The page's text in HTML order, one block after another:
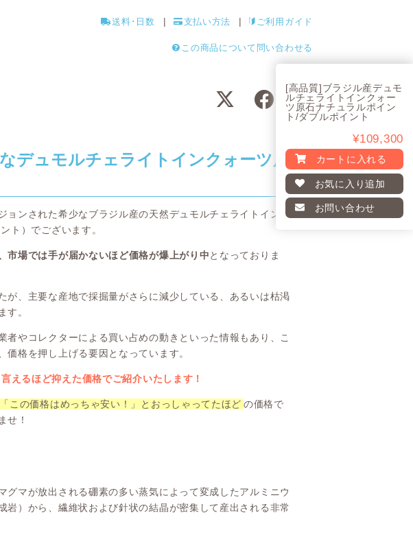
[高品質]ブラジル産デュモ
ルチェライトインクォー
ツ原石ナチュラルポイン
ト/ダブルポイント
¥109,300
カートに入れる
お気に入り追加
お問い合わせ
送料･日数 支払い方法 ご利用ガイド
この商品について問い合わせる
デュモルチェライトインクォーツ原
ョンされた希少なブラジル産の天然デュモルチェライトインク
ト）でございます。
市場では手が届かないほど価格が爆上がり中となっておりま
が、主要な産地で採掘量がさらに減少している、あるいは枯渇
す。
者やコレクターによる買い占めの動きといった情報もあり、こ
格を押し上げる要因となっています。
えるほど抑えた価格でご紹介いたします！
この価格はめっちゃ安い！」とおっしゃってたほど の価格で
せ！
グマが放出される硼素の多い蒸気によって変成したアルミニウ
岩）から、繊維状および針状の結晶が密集して産出される非常